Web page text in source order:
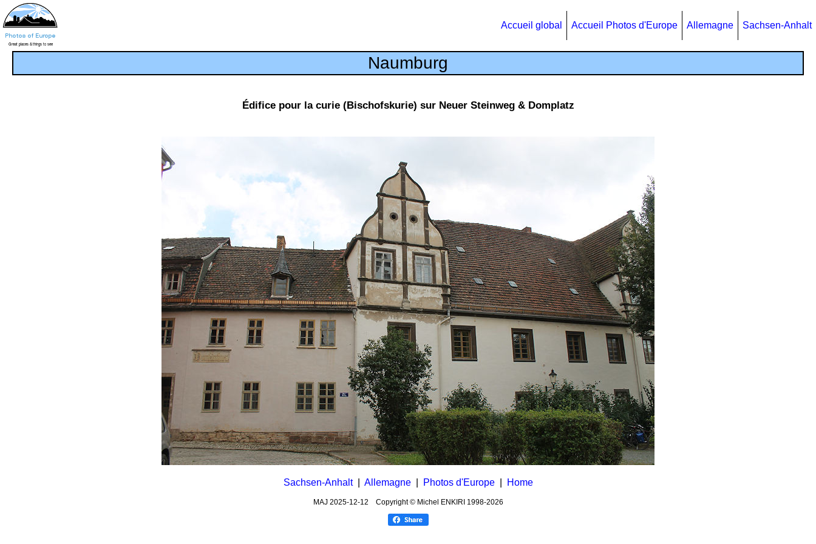
Accueil global Accueil Photos d'Europe Allemagne Sachsen-Anhalt
Naumburg
Édifice pour la curie (Bischofskurie) sur Neuer Steinweg & Domplatz
Sachsen-Anhalt| Allemagne| Photos d'Europe| Home
MAJ 2025-12-12 Copyright © Michel ENKIRI 1998-2026